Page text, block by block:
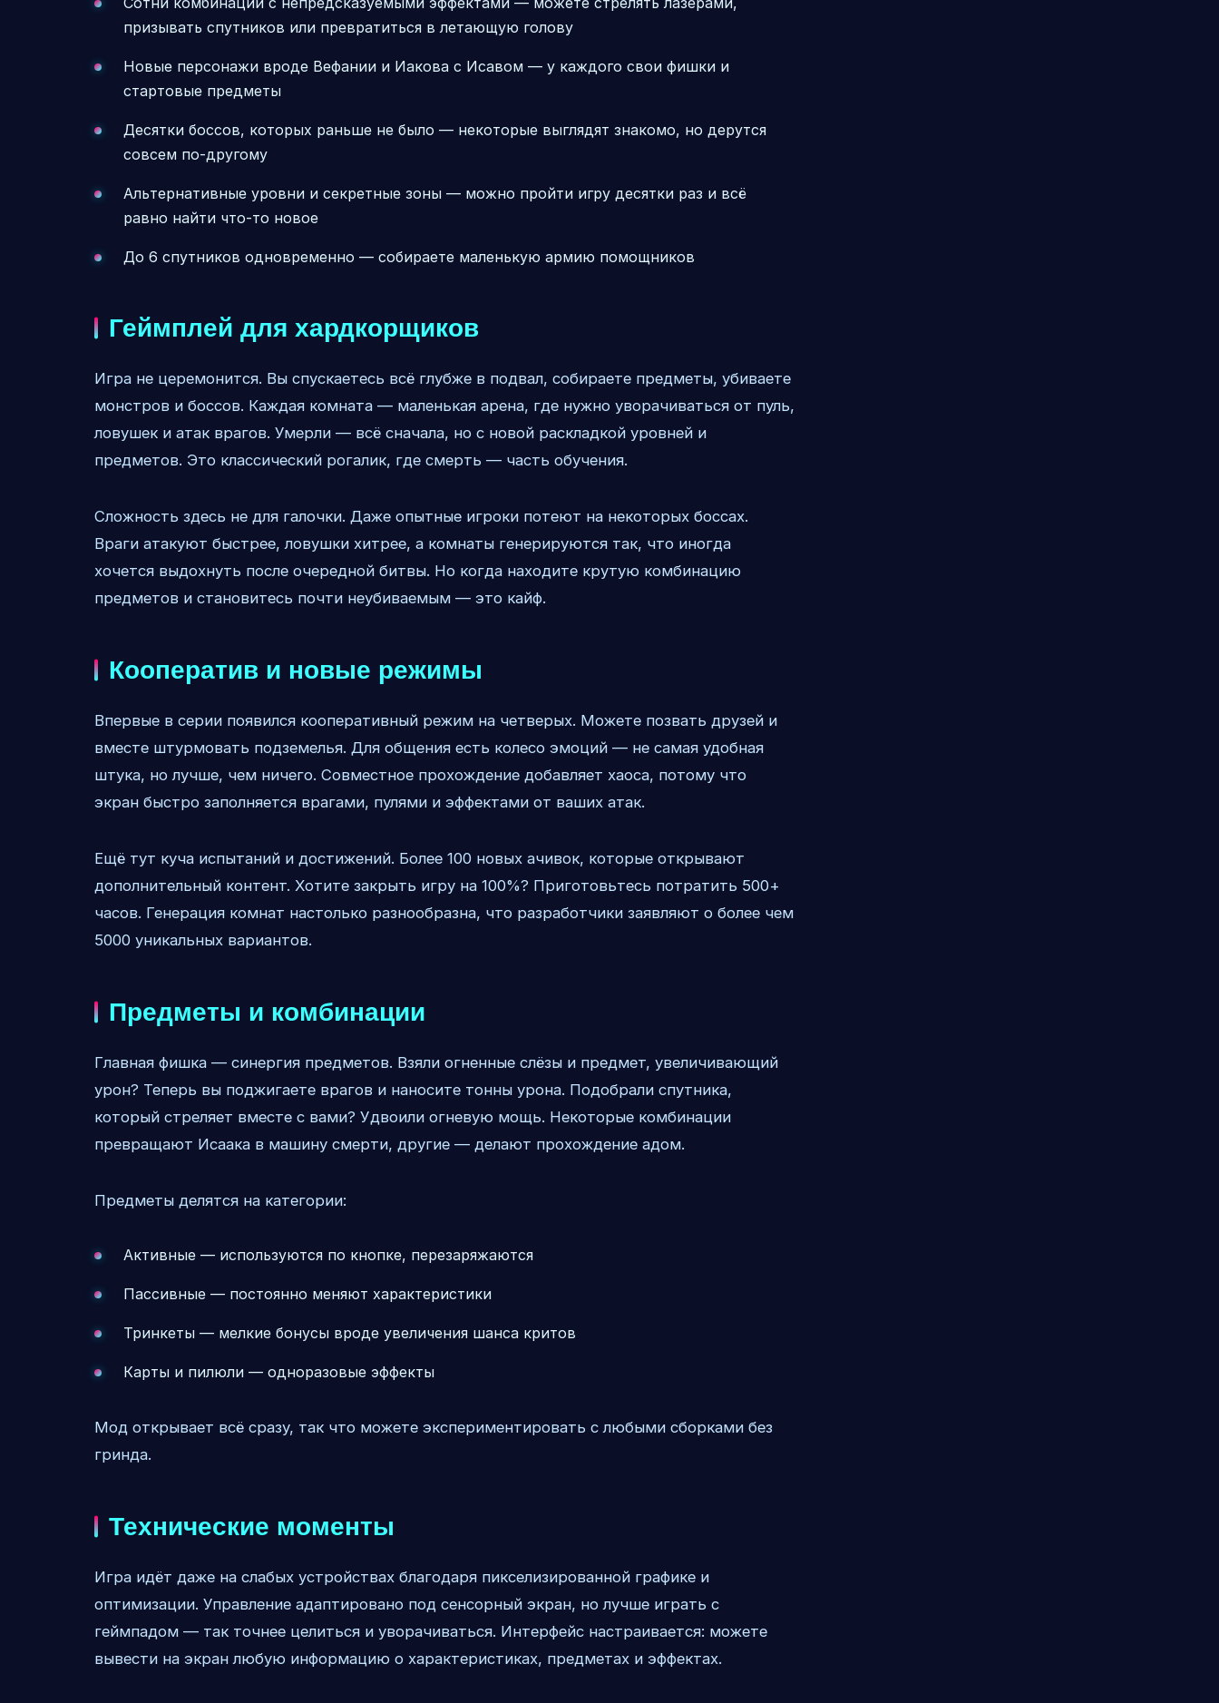
призывать спутников или превратиться в летающую голову
Новые персонажи вроде Вефании и Иакова с Исавом — у каждого свои фишки и
стартовые предметы
Десятки боссов, которых раньше не было — некоторые выглядят знакомо, но дерутся
совсем по-другому
Альтернативные уровни и секретные зоны — можно пройти игру десятки раз и всё
равно найти что-то новое
До 6 спутников одновременно — собираете маленькую армию помощников
Геймплей для хардкорщиков
Игра не церемонится. Вы спускаетесь всё глубже в подвал, собираете предметы, убиваете
монстров и боссов. Каждая комната — маленькая арена, где нужно уворачиваться от пуль,
ловушек и атак врагов. Умерли — всё сначала, но с новой раскладкой уровней и
предметов. Это классический рогалик, где смерть — часть обучения.
Сложность здесь не для галочки. Даже опытные игроки потеют на некоторых боссах.
Враги атакуют быстрее, ловушки хитрее, а комнаты генерируются так, что иногда
хочется выдохнуть после очередной битвы. Но когда находите крутую комбинацию
предметов и становитесь почти неубиваемым — это кайф.
Кооператив и новые режимы
Впервые в серии появился кооперативный режим на четверых. Можете позвать друзей и
вместе штурмовать подземелья. Для общения есть колесо эмоций — не самая удобная
штука, но лучше, чем ничего. Совместное прохождение добавляет хаоса, потому что
экран быстро заполняется врагами, пулями и эффектами от ваших атак.
Ещё тут куча испытаний и достижений. Более 100 новых ачивок, которые открывают
дополнительный контент. Хотите закрыть игру на 100%? Приготовьтесь потратить 500+
часов. Генерация комнат настолько разнообразна, что разработчики заявляют о более чем
5000 уникальных вариантов.
Предметы и комбинации
Главная фишка — синергия предметов. Взяли огненные слёзы и предмет, увеличивающий
урон? Теперь вы поджигаете врагов и наносите тонны урона. Подобрали спутника,
который стреляет вместе с вами? Удвоили огневую мощь. Некоторые комбинации
превращают Исаака в машину смерти, другие — делают прохождение адом.
Предметы делятся на категории:
Активные — используются по кнопке, перезаряжаются
Пассивные — постоянно меняют характеристики
Тринкеты — мелкие бонусы вроде увеличения шанса критов
Карты и пилюли — одноразовые эффекты
Мод открывает всё сразу, так что можете экспериментировать с любыми сборками без
гринда.
Технические моменты
Игра идёт даже на слабых устройствах благодаря пикселизированной графике и
оптимизации. Управление адаптировано под сенсорный экран, но лучше играть с
геймпадом — так точнее целиться и уворачиваться. Интерфейс настраивается: можете
вывести на экран любую информацию о характеристиках, предметах и эффектах.